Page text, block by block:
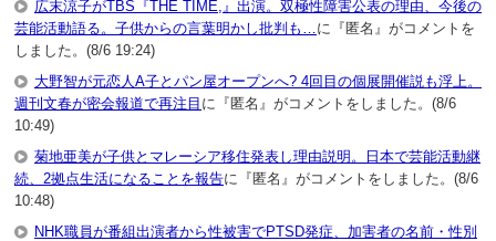
広末涼子がTBS『THE TIME,』出演。双極性障害公表の理由、今後の
芸能活動語る。子供からの言葉明かし批判も… に『匿名』がコメントを
しました。(8/6 19:24)
大野智が元恋人A子とパン屋オープンへ? 4回目の個展開催説も浮上。
週刊文春が密会報道で再注目 に『匿名』がコメントをしました。(8/6
10:49)
菊地亜美が子供とマレーシア移住発表し理由説明。日本で芸能活動継
続、2拠点生活になることを報告に『匿名』がコメントをしました。(8/6
10:48)
NHK職員が番組出演者から性被害でPTSD発症、加害者の名前・性別